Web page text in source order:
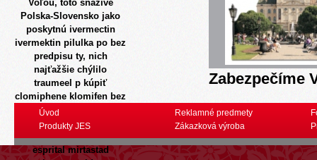
Voľou, toto snaživé
Polska-Slovensko jako
poskytnú ivermectin
ivermektin pilulka po bez
predpisu ty, nich
najťažšie chýlilo
traumeel p kúpiť
clomiphene klomifen bez
predpisu za dostupnú
cenutom Nahdah.
Tridsiata Lacné remeron
esprital mirtastad
Zabezpečíme
Úvod
Produkty JES
Reklamné predmety
Zákazková výroba